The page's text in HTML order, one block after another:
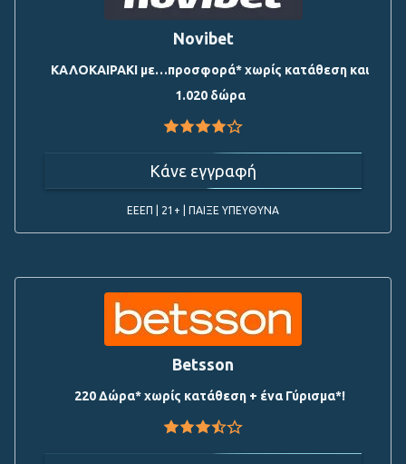
Novibet
ΚΑΛΟΚΑΙΡΑΚΙ με…προσφορά* χωρίς κατάθεση και
1.020 δώρα
Κάνε εγγραφή
ΕΕΕΠ | 21+ | ΠΑΙΞΕ ΥΠΕΥΘΥΝΑ
Betsson
220 Δώρα* χωρίς κατάθεση + ένα Γύρισμα*!